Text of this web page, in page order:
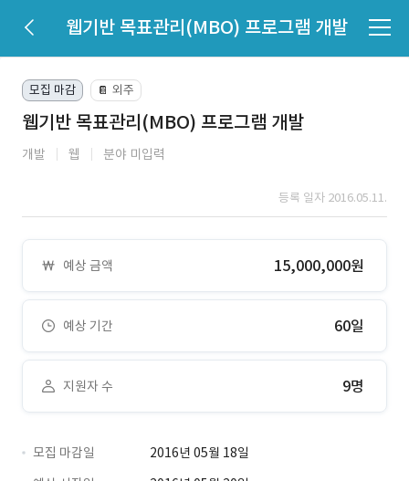
웹기반 목표관리(MBO) 프로그램 개발
모집 마감 📔 외주
웹기반 목표관리(MBO) 프로그램 개발
개발 웹 분야 미입력
등록 일자 2016.05.11.
예상 금액 15,000,000원
예상 기간 60일
지원자 수 9명
모집 마감일
2016년 05월 18일